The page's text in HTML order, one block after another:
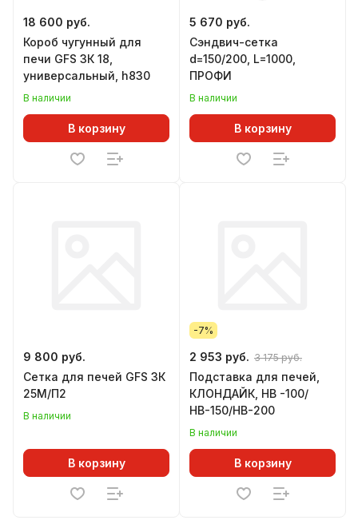
18 600 руб.
Короб чугунный для
печи GFS ЗК 18,
универсальный, h830
В наличии
В корзину
5 670 руб.
Сэндвич-сетка
d=150/200, L=1000,
ПРОФИ
В наличии
В корзину
9 800 руб.
Сетка для печей GFS ЗК
25М/П2
В наличии
В корзину
-7%
2 953 руб. 3 175 руб.
Подставка для печей,
КЛОНДАЙК, НВ -100/
НВ-150/НВ-200
В наличии
В корзину